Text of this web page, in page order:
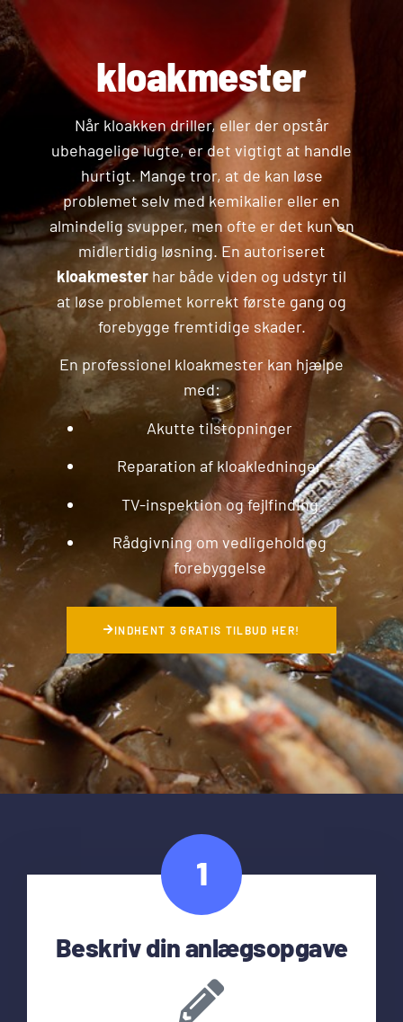
kloakmester
Når kloakken driller, eller der opstår
ubehagelige lugte, er det vigtigt at handle
hurtigt. Mange tror, at de kan løse
problemet selv med kemikalier eller en
almindelig svupper, men ofte er det kun en
midlertidig løsning. En autoriseret
kloakmester har både viden og udstyr til
at løse problemet korrekt første gang og
forebygge fremtidige skader.
En professionel kloakmester kan hjælpe
med:
Akutte tilstopninger
Reparation af kloakledninger
TV-inspektion og fejlfinding
Rådgivning om vedligehold og
forebyggelse
INDHENT 3 GRATIS TILBUD HER!
1
Beskriv din anlægsopgave